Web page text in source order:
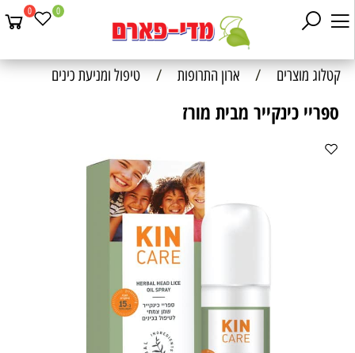
0 0
קטלוג מוצרים / ארון התרופות / טיפול ומניעת כינים
ספריי כינקייר מבית מורז